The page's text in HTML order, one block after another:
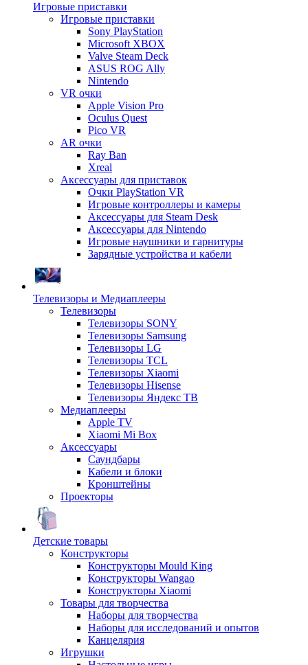
Игровые приставки
Игровые приставки
Sony PlayStation
Microsoft XBOX
Valve Steam Deck
ASUS ROG Ally
Nintendo
VR очки
Apple Vision Pro
Oculus Quest
Pico VR
AR очки
Ray Ban
Xreal
Аксессуары для приставок
Очки PlayStation VR
Игровые контроллеры и камеры
Аксессуары для Steam Desk
Аксессуары для Nintendo
Игровые наушники и гарнитуры
Зарядные устройства и кабели
Телевизоры и Медиаплееры
Телевизоры
Телевизоры SONY
Телевизоры Samsung
Телевизоры LG
Телевизоры TCL
Телевизоры Xiaomi
Телевизоры Hisense
Телевизоры Яндекс ТВ
Медиаплееры
Apple TV
Xiaomi Mi Box
Аксессуары
Саундбары
Кабели и блоки
Кронштейны
Проекторы
Детские товары
Конструкторы
Конструкторы Mould King
Конструкторы Wangao
Конструкторы Xiaomi
Товары для творчества
Наборы для творчества
Наборы для исследований и опытов
Канцелярия
Игрушки